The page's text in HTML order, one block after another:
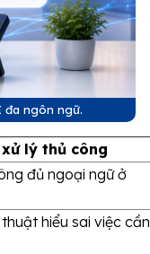
đa ngôn ngữ.
lý thủ công
đủ ngoại ngữ ở
hiểu sai việc cần